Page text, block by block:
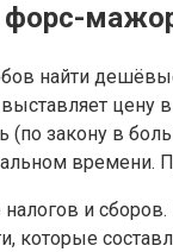
форс-
найти
цену
(по закону в
времени.
и
которые